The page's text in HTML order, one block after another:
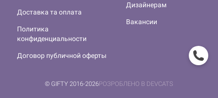
Дизайнерам
Вакансии
Доставка та оплата
Политика
конфиденциальности
Договор публичной оферты
© GIFTY 2016-2026РОЗРОБЛЕНО В DEVCATS